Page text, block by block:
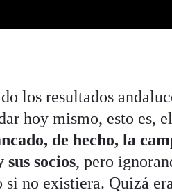
los resultados
hoy mismo, esto es, el
de hecho, la
socios, pero
si no existiera. Quizá